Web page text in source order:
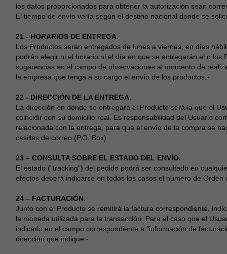
los datos proporcionados para obtener la autorización sean
El tiempo de envío varía según el destino nacional donde se
21 - HORARIOS DE ENTREGA.
Los Productos serán entregados de lunes a viernes, en días
podrán elegir ni el horario ni el día en que se entregarán el o
sugerencias en el campo de observaciones al momento de
la empresa que tenga a su cargo el envío de los productos.-
22 - DIRECCIÓN DE LA ENTREGA.
La dirección en donde se entregará el Producto será la que el
coincidir con su domicilio real. Es responsabilidad del Usuario
relacionada con la entrega, para que el envío de la compra se
casillas de correo (P.O. Box).
23 – CONSULTA SOBRE EL ESTADO DEL ENVÍO.
El estado ("tracking") del pedido podrá ser consultado en
efectos deberá indicarse en todos los casos el número de Orden
24 – FACTURACIÓN.
Junto con el Producto se remitirá la factura correspondiente,
la moneda utilizada para la transacción. Para el caso que el
indicarlo en el campo correspondiente a “información de
dirección que indique.-